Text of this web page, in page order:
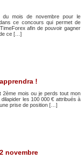
du mois de novembre pour le
ce concours qui permet de
afin de pouvoir gagner
de ce […]
!
2ème mois ou je perds tout mon
les 100 000 € attribués à
prise de position […]
novembre